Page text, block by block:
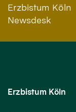
Erzbistum Köln
Newsdesk
Erzbistum Köln